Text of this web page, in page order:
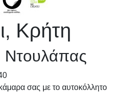
Κρήτη
Ντουλάπας
σας με το αυτοκόλλητο